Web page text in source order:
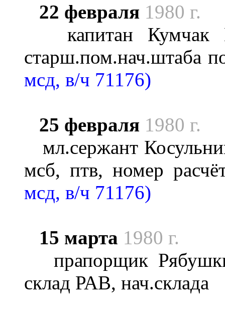
22 февраля 1980 г.
капитан Кумчак
старш.пом.нач.штаба
мсд, в/ч 71176)
25 февраля 1980 г.
мл.сержант
мсб, птв, номер
мсд, в/ч 71176)
15 марта 1980 г.
прапорщик
склад РАВ, нач.склада